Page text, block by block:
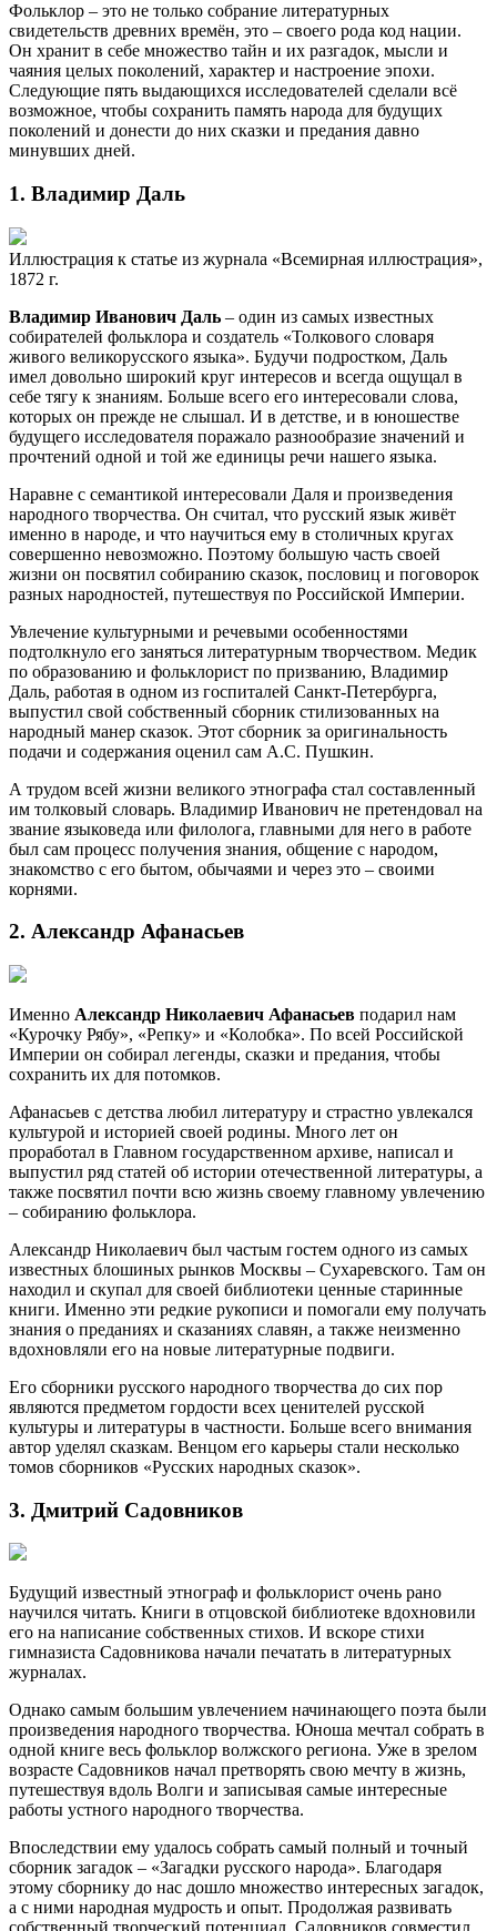
Фольклор – это не только собрание литературных
свидетельств древних времён, это – своего рода код нации.
Он хранит в себе множество тайн и их разгадок, мысли и
чаяния целых поколений, характер и настроение эпохи.
Следующие пять выдающихся исследователей сделали всё
возможное, чтобы сохранить память народа для будущих
поколений и донести до них сказки и предания давно
минувших дней.
1. Владимир Даль
Иллюстрация к статье из журнала «Всемирная иллюстрация»,
1872 г.
Владимир Иванович Даль – один из самых известных
собирателей фольклора и создатель «Толкового словаря
живого великорусского языка». Будучи подростком, Даль
имел довольно широкий круг интересов и всегда ощущал в
себе тягу к знаниям. Больше всего его интересовали слова,
которых он прежде не слышал. И в детстве, и в юношестве
будущего исследователя поражало разнообразие значений и
прочтений одной и той же единицы речи нашего языка.
Наравне с семантикой интересовали Даля и произведения
народного творчества. Он считал, что русский язык живёт
именно в народе, и что научиться ему в столичных кругах
совершенно невозможно. Поэтому большую часть своей
жизни он посвятил собиранию сказок, пословиц и поговорок
разных народностей, путешествуя по Российской Империи.
Увлечение культурными и речевыми особенностями
подтолкнуло его заняться литературным творчеством. Медик
по образованию и фольклорист по призванию, Владимир
Даль, работая в одном из госпиталей Санкт-Петербурга,
выпустил свой собственный сборник стилизованных на
народный манер сказок. Этот сборник за оригинальность
подачи и содержания оценил сам А.С. Пушкин.
А трудом всей жизни великого этнографа стал составленный
им толковый словарь. Владимир Иванович не претендовал на
звание языковеда или филолога, главными для него в работе
был сам процесс получения знания, общение с народом,
знакомство с его бытом, обычаями и через это – своими
корнями.
2. Александр Афанасьев
Именно Александр Николаевич Афанасьев подарил нам
«Курочку Рябу», «Репку» и «Колобка». По всей Российской
Империи он собирал легенды, сказки и предания, чтобы
сохранить их для потомков.
Афанасьев с детства любил литературу и страстно увлекался
культурой и историей своей родины. Много лет он
проработал в Главном государственном архиве, написал и
выпустил ряд статей об истории отечественной литературы, а
также посвятил почти всю жизнь своему главному увлечению
– собиранию фольклора.
Александр Николаевич был частым гостем одного из самых
известных блошиных рынков Москвы – Сухаревского. Там он
находил и скупал для своей библиотеки ценные старинные
книги. Именно эти редкие рукописи и помогали ему получать
знания о преданиях и сказаниях славян, а также неизменно
вдохновляли его на новые литературные подвиги.
Его сборники русского народного творчества до сих пор
являются предметом гордости всех ценителей русской
культуры и литературы в частности. Больше всего внимания
автор уделял сказкам. Венцом его карьеры стали несколько
томов сборников «Русских народных сказок».
3. Дмитрий Садовников
Будущий известный этнограф и фольклорист очень рано
научился читать. Книги в отцовской библиотеке вдохновили
его на написание собственных стихов. И вскоре стихи
гимназиста Садовникова начали печатать в литературных
журналах.
Однако самым большим увлечением начинающего поэта были
произведения народного творчества. Юноша мечтал собрать в
одной книге весь фольклор волжского региона. Уже в зрелом
возрасте Садовников начал претворять свою мечту в жизнь,
путешествуя вдоль Волги и записывая самые интересные
работы устного народного творчества.
Впоследствии ему удалось собрать самый полный и точный
сборник загадок – «Загадки русского народа». Благодаря
этому сборнику до нас дошло множество интересных загадок,
а с ними народная мудрость и опыт. Продолжая развивать